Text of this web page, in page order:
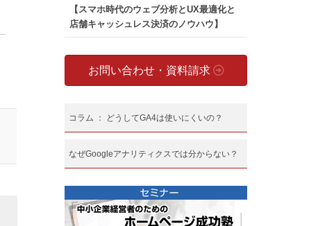
【スマホ時代のウェブ分析とUX最適化と
店舗キャッシュレス決済のノウハウ】
お問い合わせ・資料請求
コラム ： どうしてGA4は使いにくいの？
なぜGoogleアナリティクスでは分からない？